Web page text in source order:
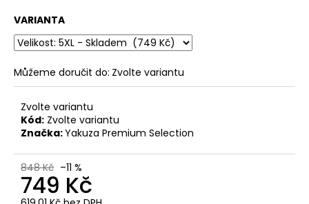
VARIANTA
Můžeme doručit do: Zvolte variantu
Zvolte variantu
Kód: Zvolte variantu
Značka:Yakuza Premium Selection
848 Kč –11 %
749 Kč
PÁNSKÉ
ŠEDÉ
TRIČKO
PREMIUM
YPS
BROKEN
LEGEND
Kč
Původně:
848
Kč